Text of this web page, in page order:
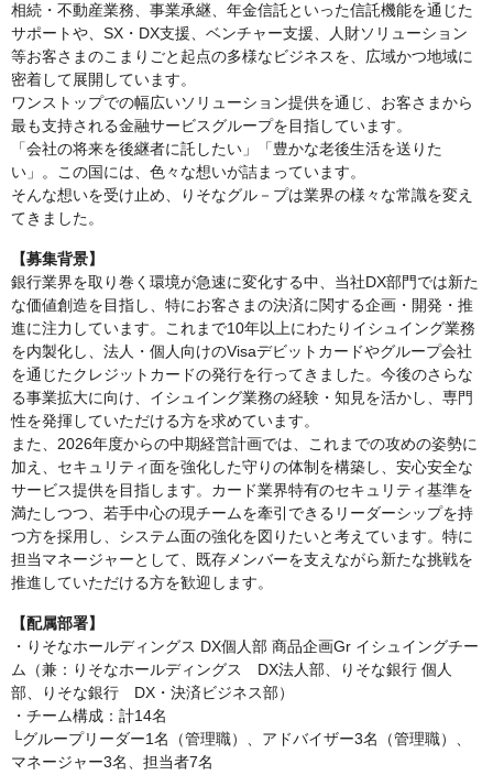
相続・不動産業務、事業承継、年金信託といった信託機能を通じた
サポートや、SX・DX支援、ベンチャー支援、人財ソリューション
等お客さまのこまりごと起点の多様なビジネスを、広域かつ地域に
密着して展開しています。
ワンストップでの幅広いソリューション提供を通じ、お客さまから
最も支持される金融サービスグループを目指しています。
「会社の将来を後継者に託したい」「豊かな老後生活を送りた
い」。この国には、色々な想いが詰まっています。
そんな想いを受け止め、りそなグル－プは業界の様々な常識を変え
てきました。
【募集背景】
銀行業界を取り巻く環境が急速に変化する中、当社DX部門では新た
な価値創造を目指し、特にお客さまの決済に関する企画・開発・推
進に注力しています。これまで10年以上にわたりイシュイング業務
を内製化し、法人・個人向けのVisaデビットカードやグループ会社
を通じたクレジットカードの発行を行ってきました。今後のさらな
る事業拡大に向け、イシュイング業務の経験・知見を活かし、専門
性を発揮していただける方を求めています。
また、2026年度からの中期経営計画では、これまでの攻めの姿勢に
加え、セキュリティ面を強化した守りの体制を構築し、安心安全な
サービス提供を目指します。カード業界特有のセキュリティ基準を
満たしつつ、若手中心の現チームを牽引できるリーダーシップを持
つ方を採用し、システム面の強化を図りたいと考えています。特に
担当マネージャーとして、既存メンバーを支えながら新たな挑戦を
推進していただける方を歓迎します。
【配属部署】
・りそなホールディングス DX個人部 商品企画Gr イシュイングチー
ム（兼：りそなホールディングス DX法人部、りそな銀行 個人
部、りそな銀行 DX・決済ビジネス部）
・チーム構成：計14名
└グループリーダー1名（管理職）、アドバイザー3名（管理職）、
マネージャー3名、担当者7名